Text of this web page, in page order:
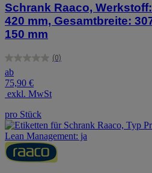
Schrank Raaco,
420 mm, Gesamtbreite:
150 mm
(0)
0.0
von
5
Sternen.
ab
75,90 €
exkl. MwSt
pro Stück